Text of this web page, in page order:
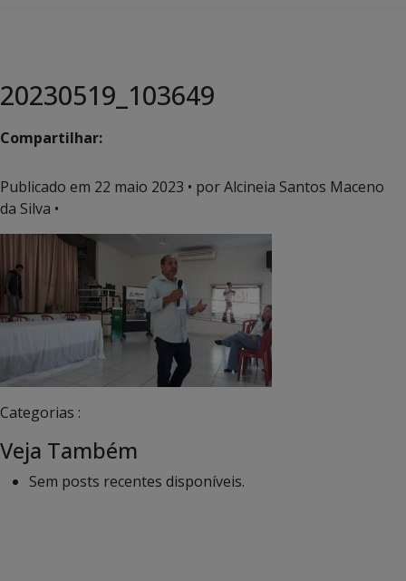
20230519_103649
Compartilhar:
Publicado em 22 maio 2023 • por Alcineia Santos Maceno
da Silva •
Categorias :
Veja Também
Sem posts recentes disponíveis.